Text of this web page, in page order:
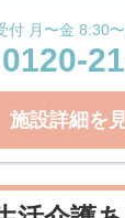
付 月〜金 8:30
0120-
施設詳細を